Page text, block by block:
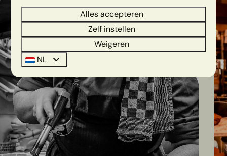
Alles accepteren
Zelf instellen
Weigeren
NL